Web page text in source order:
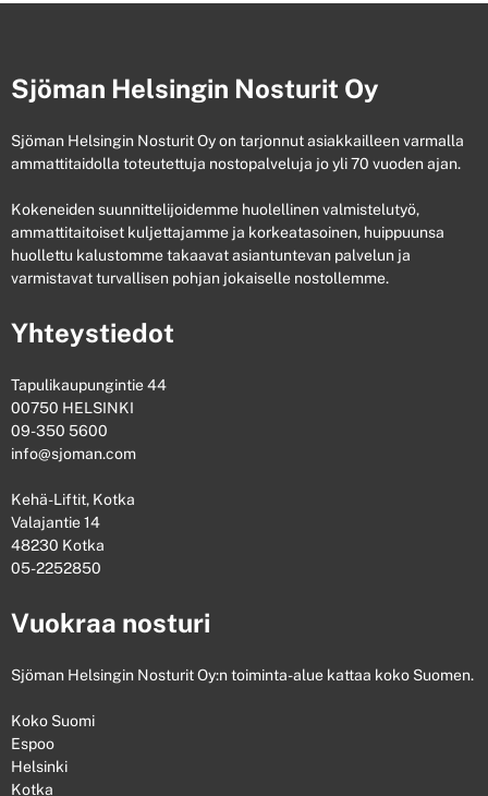
Sjöman Helsingin Nosturit Oy
Sjöman Helsingin Nosturit Oy on tarjonnut asiakkailleen varmalla
ammattitaidolla toteutettuja nostopalveluja jo yli 70 vuoden ajan.
Kokeneiden suunnittelijoidemme huolellinen valmistelutyö,
ammattitaitoiset kuljettajamme ja korkeatasoinen, huippuunsa
huollettu kalustomme takaavat asiantuntevan palvelun ja
varmistavat turvallisen pohjan jokaiselle nostollemme.
Yhteystiedot
Tapulikaupungintie 44
00750 HELSINKI
09-350 5600
info@sjoman.com
Kehä-Liftit, Kotka
Valajantie 14
48230 Kotka
05-2252850
Vuokraa nosturi
Sjöman Helsingin Nosturit Oy:n toiminta-alue kattaa koko Suomen.
Koko Suomi
Espoo
Helsinki
Kotka